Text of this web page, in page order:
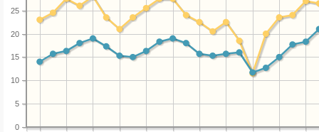
0
5
10
15
20
25